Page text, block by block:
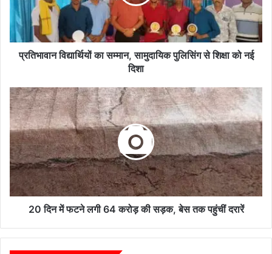
पुलिसिंग
शिक्षा
को
प्रतिभावान विद्यार्थियों का सम्मान, सामुदायिक पुलिसिंग से शिक्षा को नई
दिशा
20
दिन
में
फटने
लगी
64
करोड़
की
सड़क,
20 दिन में फटने लगी 64 करोड़ की सड़क, बेस तक पहुंचीं दरारें